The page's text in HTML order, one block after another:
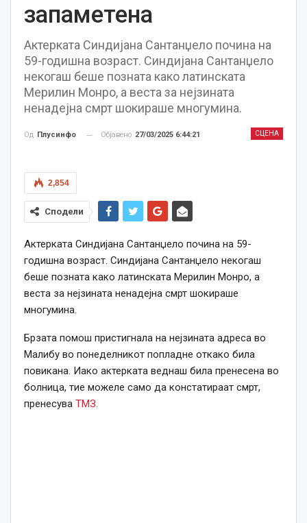
запаметена
Актерката Синдијана Сантанџело почина на
59-годишна возраст. Синдијана Сантанџело
некогаш беше позната како латинската
Мерилин Монро, а веста за нејзината
ненадејна смрт шокираше многумина.
СЦЕНА
Од Плусинфо Објавено 27/03/2025 6:44:21
2,854
Сподели
Актерката Синдијана Сантанџело почина на 59-
годишна возраст. Синдијана Сантанџело некогаш
беше позната како латинската Мерилин Монро, а
веста за нејзината ненадејна смрт шокираше
многумина.
Брзата помош пристигнала на нејзината адреса во
Малибу во понеделникот попладне откако била
повикана. Иако актерката веднаш била пренесена во
болница, тие можеле само да констатираат смрт,
пренесува ТМЗ.